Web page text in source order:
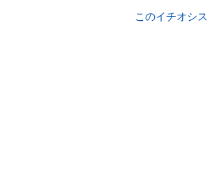
スマホ1つでスキマ時間に効率的に稼ぐ！』（翔泳社
このイチオシ